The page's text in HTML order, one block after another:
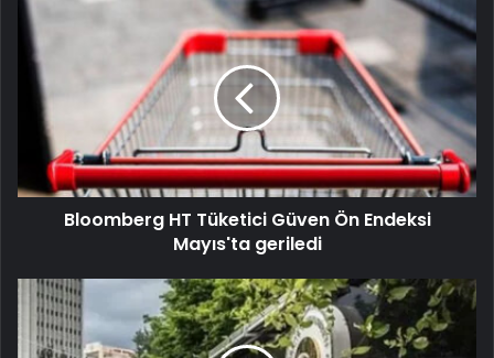
Bloomberg HT Tüketici Güven Ön Endeksi
Mayıs'ta geriledi